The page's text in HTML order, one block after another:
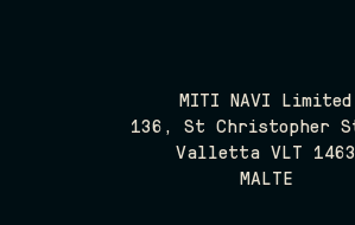
MITI NAVI Limited
136, St Christopher
Valletta VLT 1463
MALTE